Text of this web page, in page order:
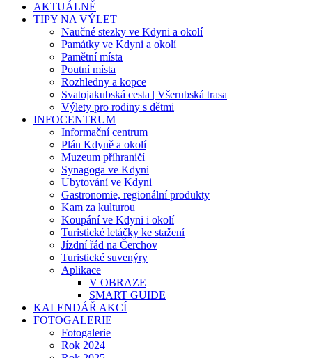
AKTUÁLNĚ
TIPY NA VÝLET
Naučné stezky ve Kdyni a okolí
Památky ve Kdyni a okolí
Pamětní místa
Poutní místa
Rozhledny a kopce
Svatojakubská cesta | Všerubská trasa
Výlety pro rodiny s dětmi
INFOCENTRUM
Informační centrum
Plán Kdyně a okolí
Muzeum příhraničí
Synagoga ve Kdyni
Ubytování ve Kdyni
Gastronomie, regionální produkty
Kam za kulturou
Koupání ve Kdyni i okolí
Turistické letáčky ke stažení
Jízdní řád na Čerchov
Turistické suvenýry
Aplikace
V OBRAZE
SMART GUIDE
KALENDÁŘ AKCÍ
FOTOGALERIE
Fotogalerie
Rok 2024